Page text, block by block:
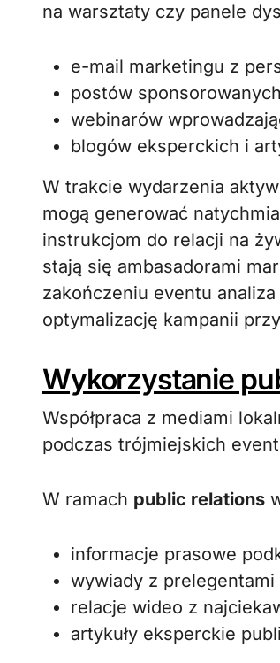
na warsztaty czy panele
e-mail marketingu z
postów
webinarów
blogów eksperckich i
W trakcie wydarzenia
mogą generować
instrukcjom do relacji na
stają się ambasadorami
zakończeniu eventu
optymalizację kampanii
Wykorzystanie
Współpraca z mediami
podczas trójmiejskich
W ramach public relations
informacje prasowe
wywiady z
relacje wideo z
artykuły eksperckie